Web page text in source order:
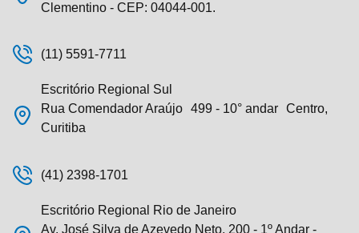
Clementino - CEP: 04044-001.
(11) 5591-7711
Escritório Regional Sul
Rua Comendador Araújo 499 - 10° andar Centro,
Curitiba
(41) 2398-1701
Escritório Regional Rio de Janeiro
Av. José Silva de Azevedo Neto, 200 - 1º Andar -